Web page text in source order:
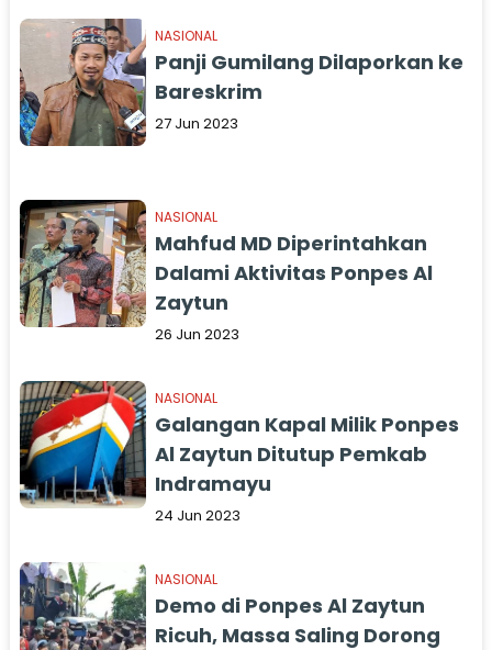
NASIONAL
Panji Gumilang Dilaporkan ke
Bareskrim
27 Jun 2023
NASIONAL
Mahfud MD Diperintahkan
Dalami Aktivitas Ponpes Al
Zaytun
26 Jun 2023
NASIONAL
Galangan Kapal Milik Ponpes
Al Zaytun Ditutup Pemkab
Indramayu
24 Jun 2023
NASIONAL
Demo di Ponpes Al Zaytun
Ricuh, Massa Saling Dorong